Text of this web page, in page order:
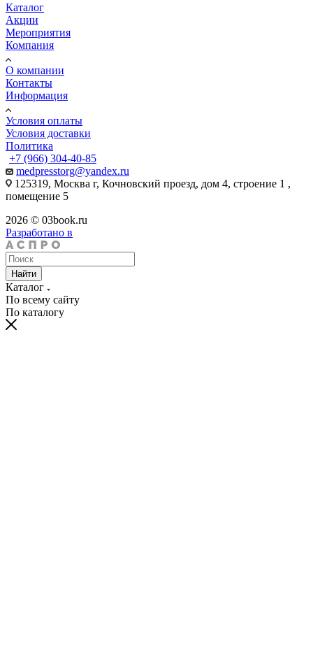
Каталог
Акции
Мероприятия
Компания
О компании
Контакты
Информация
Условия оплаты
Условия доставки
Политика
+7 (966) 304-40-85
medpresstorg@yandex.ru
125319, Москва г, Кочновский проезд, дом 4, строение 1 ,
помещение 5
2026 © 03book.ru
Разработано в
Найти
Каталог
По всему сайту
По каталогу